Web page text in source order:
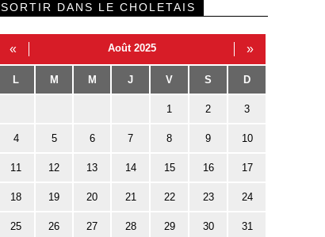
SORTIR DANS LE CHOLETAIS
« Août 2025 »
L M M J V S D
1 2 3
4 5 6 7 8 9 10
11 12 13 14 15 16 17
18 19 20 21 22 23 24
25 26 27 28 29 30 31